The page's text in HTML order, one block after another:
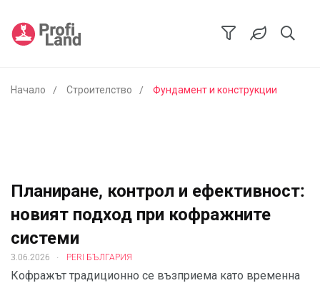
Начало Строителство Фундамент и конструкции
Планиране, контрол и ефективност:
новият подход при кофражните
системи
3.06.2026 . PERI БЪЛГАРИЯ
Кофражът традиционно се възприема като временна